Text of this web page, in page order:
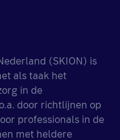
(SKION) is
als taak het
in de
door richtlijnen op
professionals in de
met heldere